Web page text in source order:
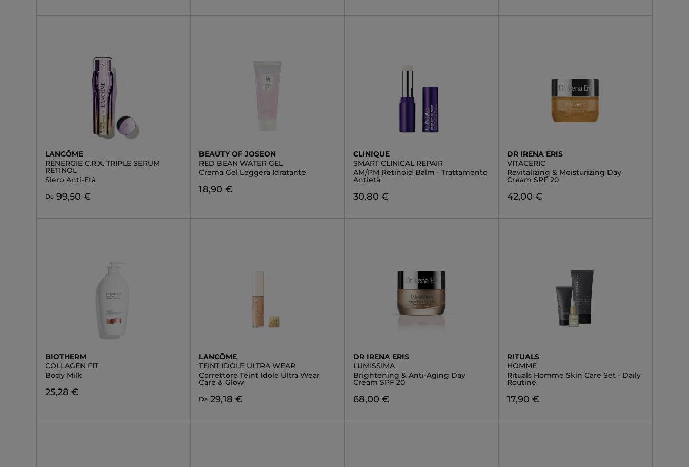
LANCÔME
RÉNERGIE C.R.X. TRIPLE SERUM
RETINOL
Siero Anti-Età
Da 99,50 €
BEAUTY OF JOSEON
RED BEAN WATER GEL
Crema Gel Leggera Idratante
18,90 €
CLINIQUE
SMART CLINICAL REPAIR
AM/PM Retinoid Balm - Trattamento
Antietà
30,80 €
DR IRENA ERIS
VITACERIC
Revitalizing & Moisturizing Day
Cream SPF 20
42,00 €
BIOTHERM
COLLAGEN FIT
Body Milk
25,28 €
LANCÔME
TEINT IDOLE ULTRA WEAR
Correttore Teint Idole Ultra Wear
Care & Glow
Da 29,18 €
DR IRENA ERIS
LUMISSIMA
Brightening & Anti-Aging Day
Cream SPF 20
68,00 €
RITUALS
HOMME
Rituals Homme Skin Care Set - Daily
Routine
17,90 €